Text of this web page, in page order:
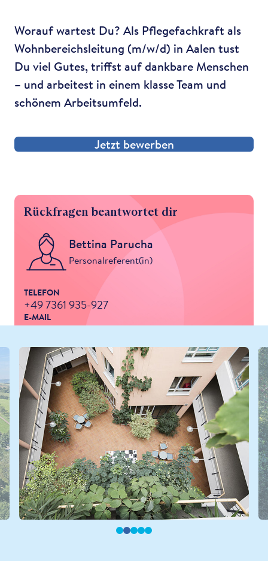
Worauf wartest Du? Als Pflegefachkraft als
Wohnbereichsleitung (m/w/d) in Aalen tust
Du viel Gutes, triffst auf dankbare Menschen
– und arbeitest in einem klasse Team und
schönem Arbeitsumfeld.
Jetzt bewerben
Rückfragen beantwortet dir
Bettina Parucha
Personalreferent(in)
TELEFON
+49 7361 935-927
E-MAIL
parucha-bettina@kwa.de